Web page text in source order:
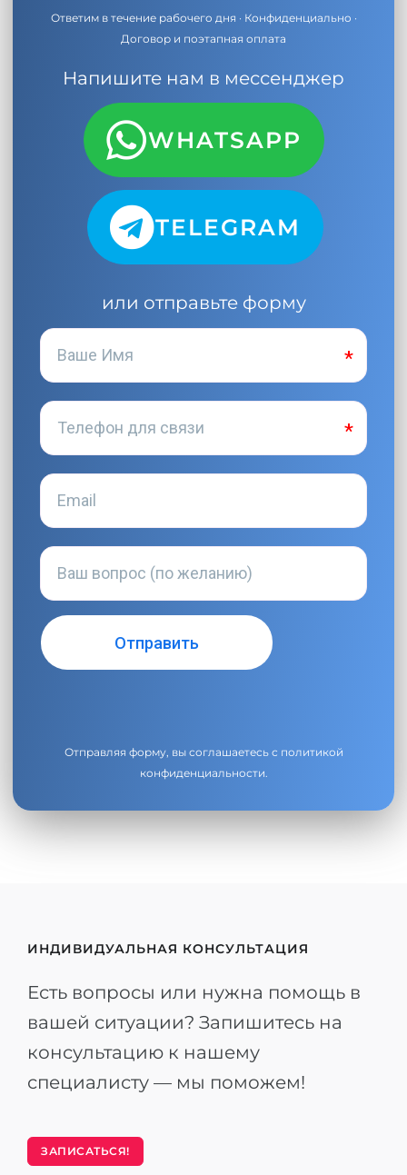
Ответим в течение рабочего дня · Конфиденциально ·
Договор и поэтапная оплата
Напишите нам в мессенджер
WHATSAPP
TELEGRAM
или отправьте форму
Отправляя форму, вы соглашаетесь с политикой
конфиденциальности.
ИНДИВИДУАЛЬНАЯ КОНСУЛЬТАЦИЯ
Есть вопросы или нужна помощь в
вашей ситуации? Запишитесь на
консультацию к нашему
специалисту — мы поможем!
ЗАПИСАТЬСЯ!